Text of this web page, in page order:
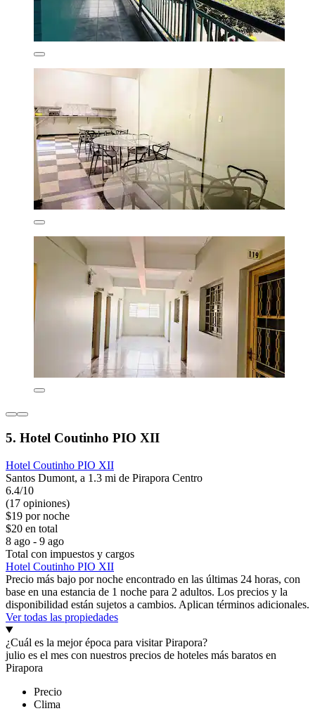
5. Hotel Coutinho PIO XII
Hotel Coutinho PIO XII
Santos Dumont, a 1.3 mi de Pirapora Centro
6.4/10
(17 opiniones)
$19 por noche
$20 en total
8 ago - 9 ago
Total con impuestos y cargos
Hotel Coutinho PIO XII
Precio más bajo por noche encontrado en las últimas 24 horas, con
base en una estancia de 1 noche para 2 adultos. Los precios y la
disponibilidad están sujetos a cambios. Aplican términos adicionales.
Ver todas las propiedades
¿Cuál es la mejor época para visitar Pirapora?
julio es el mes con nuestros precios de hoteles más baratos en
Pirapora
Precio
Clima